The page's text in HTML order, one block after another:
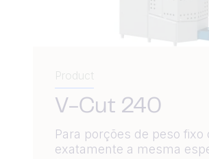
Product
V-Cut 240
Para porções de peso fixo
exatamente a mesma